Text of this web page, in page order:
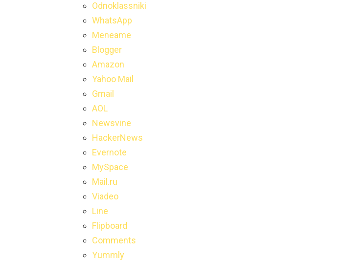
Odnoklassniki
WhatsApp
Meneame
Blogger
Amazon
Yahoo Mail
Gmail
AOL
Newsvine
HackerNews
Evernote
MySpace
Mail.ru
Viadeo
Line
Flipboard
Comments
Yummly